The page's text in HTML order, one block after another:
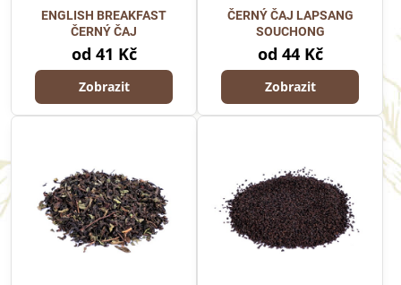
ENGLISH BREAKFAST
ČERNÝ ČAJ
od 41 Kč
Zobrazit
ČERNÝ ČAJ LAPSANG
SOUCHONG
od 44 Kč
Zobrazit